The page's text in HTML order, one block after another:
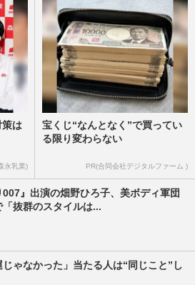
策は
永乳業)
宝くじ“なんとなく”で買ってい
る限り変わらない
PR(合同会社デジタルファーム )
007』出演の畑野ひろ子、美ボディ軍団
「抜群のスタイルは...
じゃなかった」当たる人は“同じこと”し